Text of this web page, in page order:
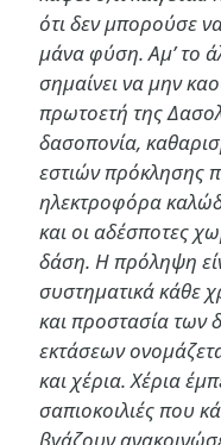
ότι δεν μπορούσε
μάνα φύση. Αμ’ το
σημαίνει να μην
πρωτοετή της
δασοπονία,
εστιών πρόκλησης
ηλεκτροφόρα
και οι αδέσποτες
δάση. Η πρόληψη
συστηματικά κάθε
και προστασία των
εκτάσεων
και χέρια. Χέρια
σαπιοκοιλιές που